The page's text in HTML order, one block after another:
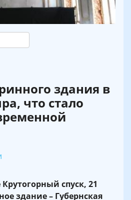
здания в
что стало
спуск, 21
здание – Губернская